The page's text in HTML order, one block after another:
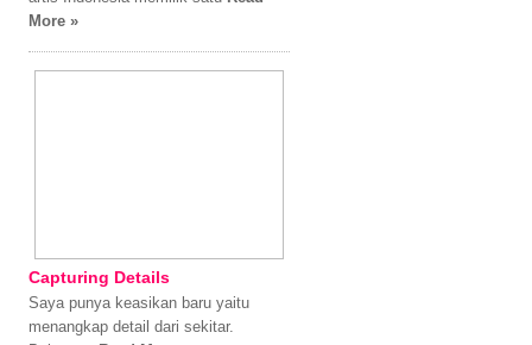
More »
Capturing Details
Saya punya keasikan baru yaitu
menangkap detail dari sekitar.